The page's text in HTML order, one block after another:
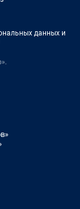
данных и